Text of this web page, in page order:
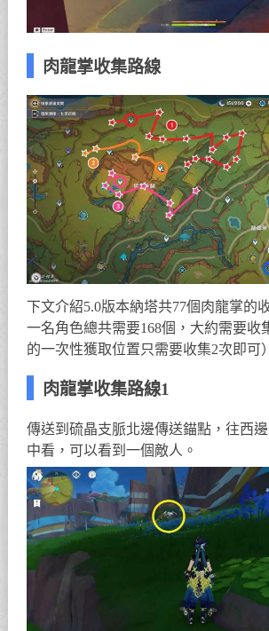
肉龍掌收集路線
下文介紹5.0版本納塔共77個肉龍掌的
一名角色總共需要168個，大約需要收
的一次性獲取位置只需要收集2次即可）
肉龍掌收集路線1
傳送到硫晶支脈北邊傳送錨點，往西
中看，可以看到一個敵人。